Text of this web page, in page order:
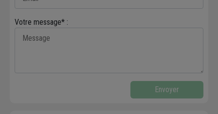
Votre message* :
Envoyer